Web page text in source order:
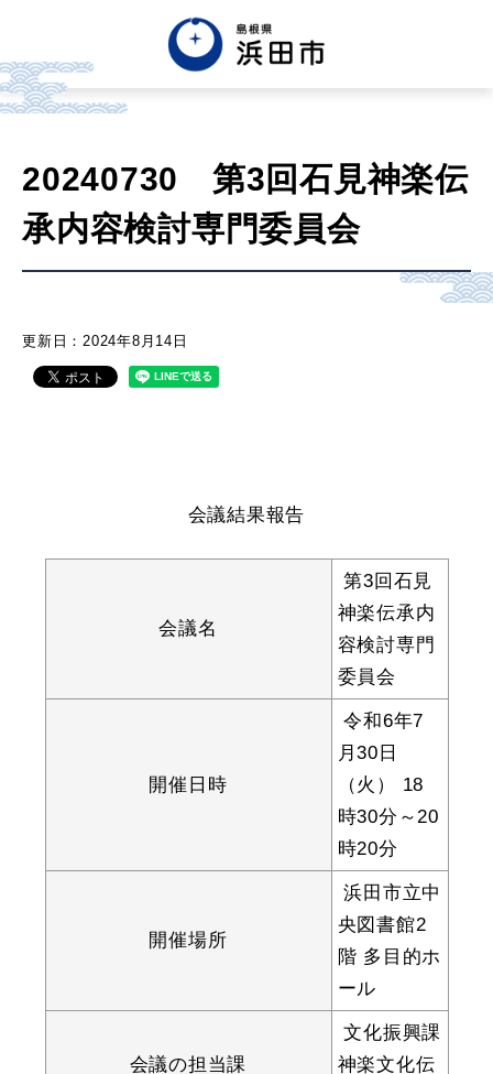
한글 Tiếng việt Tagalog
市政情報
くらし・手続き・
産業・ビジネス
子育て
20240730 第3回石見神楽伝
承内容検討専門委員会
更新日：2024年8月14日
会議結果報告
会議名
第3回石見
神楽伝承内
容検討専門
委員会
開催日時
令和6年7
月30日
（火） 18
時30分～20
時20分
開催場所
浜田市立中
央図書館2
階 多目的ホ
ール
会議の担当課
文化振興課
神楽文化伝